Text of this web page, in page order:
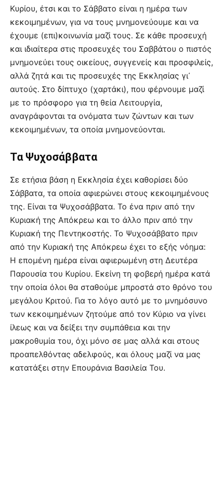
Κυρίου, έτσι και το Σάββατο είναι η ημέρα των
κεκοιμημένων, για να τους μνημονεύουμε και να
έχουμε (επι)κοινωνία μαζί τους. Σε κάθε προσευχή
και ιδιαίτερα στις προσευχές του Σαββάτου ο πιστός
μνημονεύει τους οικείους, συγγενείς και προσφιλείς,
αλλά ζητά και τις προσευχές της Εκκλησίας γι᾿
αυτούς. Στο δίπτυχο (χαρτάκι), που φέρνουμε μαζί
με το πρόσφορο για τη θεία Λειτουργία,
αναγράφονται τα ονόματα των ζώντων και των
κεκοιμημένων, τα οποία μνημονεύονται.
Τα Ψυχοσάββατα
Σε ετήσια βάση η Εκκλησία έχει καθορίσει δύο
Σάββατα, τα οποία αφιερώνει στους κεκοιμημένους
της. Είναι τα Ψυχοσάββατα. Το ένα πριν από την
Κυριακή της Απόκρεω και το άλλο πριν από την
Κυριακή της Πεντηκοστής. Το Ψυχοσάββατο πριν
από την Κυριακή της Απόκρεω έχει το εξής νόημα:
Η επομένη ημέρα είναι αφιερωμένη στη Δευτέρα
Παρουσία του Κυρίου. Εκείνη τη φοβερή ημέρα κατά
την οποία όλοι θα σταθούμε μπροστά στο θρόνο του
μεγάλου Κριτού. Για το λόγο αυτό με το μνημόσυνο
των κεκοιμημένων ζητούμε από τον Κύριο να γίνει
ίλεως και να δείξει την συμπάθεια και την
μακροθυμία του, όχι μόνο σε μας αλλά και στους
προαπελθόντας αδελφούς, και όλους μαζί να μας
κατατάξει στην Επουράνια Βασιλεία Του.